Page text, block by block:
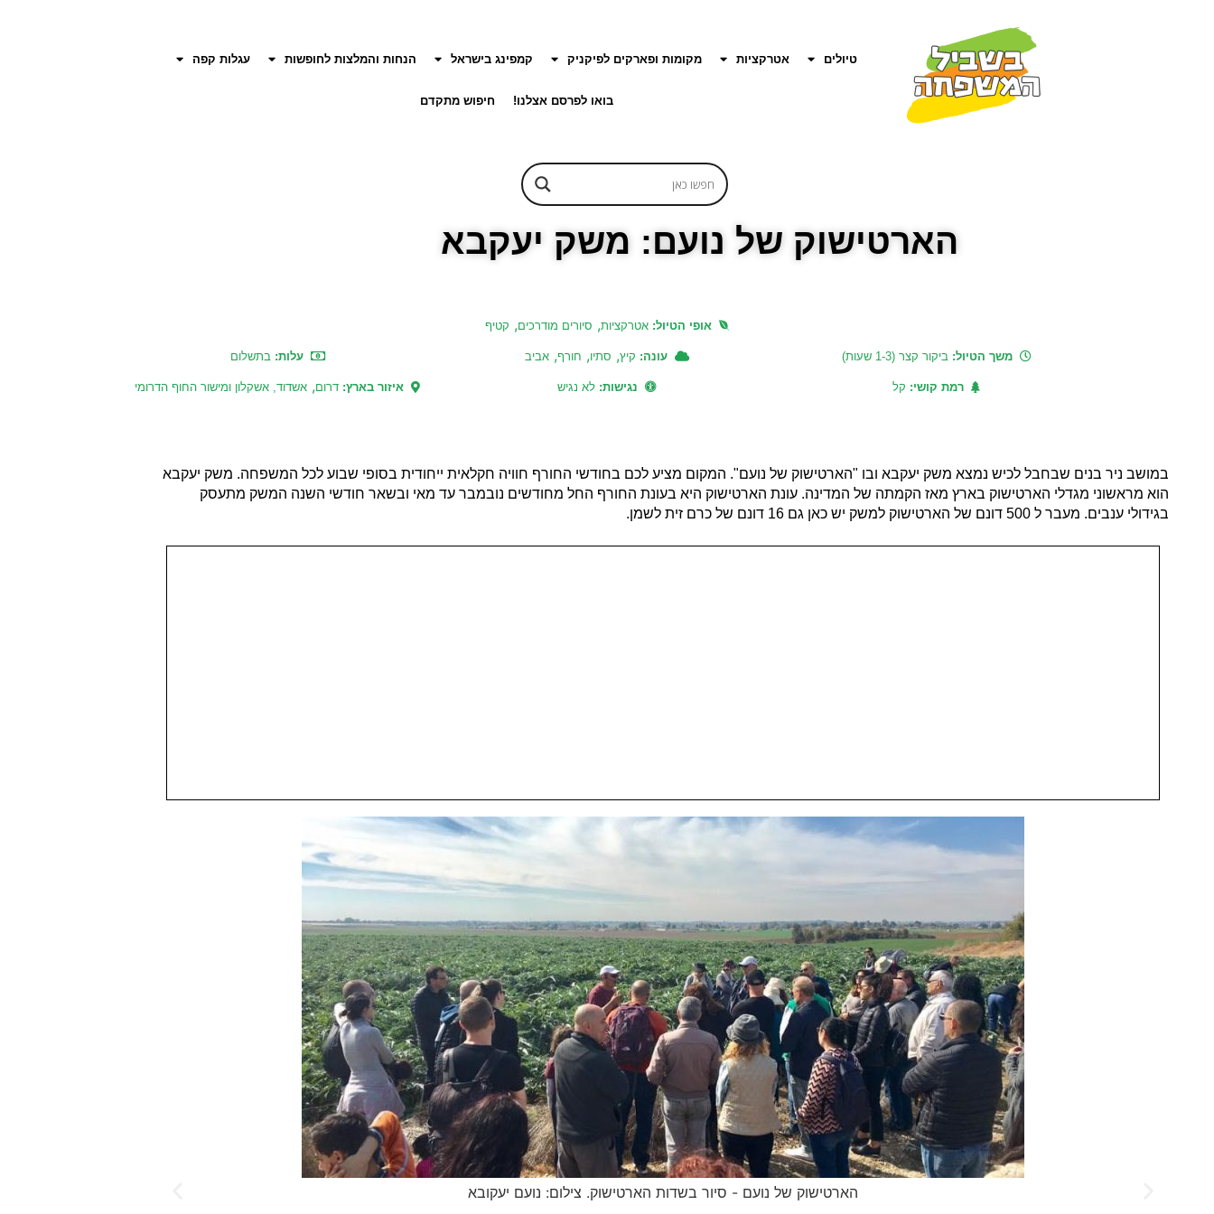
טיולים אטרקציות מקומות ופארקים לפיקניק קמפינג בישראל הנחות והמלצות לחופשות עגלות קפה
בואו לפרסם אצלנו! חיפוש מתקדם
הארטישוק של נועם: משק יעקבא
אופי הטיול: אטרקציות, סיורים מודרכים, קטיף
משך הטיול:ביקור קצר (1-3 שעות) עונה: קיץ, סתיו, חורף, אביב עלות:בתשלום
רמת קושי: קל נגישות: לא נגיש איזור בארץ: דרום, אשדוד, אשקלון ומישור החוף הדרומי
במושב ניר בנים שבחבל לכיש נמצא משק יעקבא ובו "הארטישוק של נועם". המקום מציע לכם בחודשי החורף חוויה חקלאית ייחודית בסופי שבוע לכל המשפחה. משק יעקבא
הוא מראשוני מגדלי הארטישוק בארץ מאז הקמתה של המדינה. עונת הארטישוק היא בעונת החורף החל מחודשים נובמבר עד מאי ובשאר חודשי השנה המשק מתעסק
בגידולי ענבים. מעבר ל 500 דונם של הארטישוק למשק יש כאן גם 16 דונם של כרם זית לשמן.
הארטישוק של נועם - סיור בשדות הארטישוק. צילום: נועם יעקובא